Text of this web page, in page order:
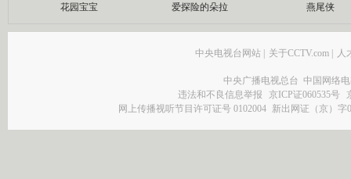
花园宝宝 爱探险的朵拉 燕尾侠
中央电视台网站 | 关于CCTV.com | 人
中央广播电视总台 中国网络
违法和不良信息举报
京ICP证060535号
网上传播视听节目许可证号 0102004 新出网证（京）